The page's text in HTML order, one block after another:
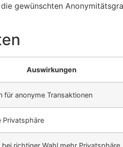
gewünschten
Auswirkungen
für anonyme Transaktionen
Privatsphäre
bei richtiger Wahl mehr Privatsphäre